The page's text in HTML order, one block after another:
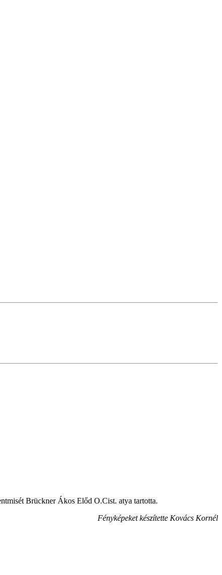
Brückner Ákos Előd O.Cist. atya tartotta.
Fényképeket készítette Kovács Kornél